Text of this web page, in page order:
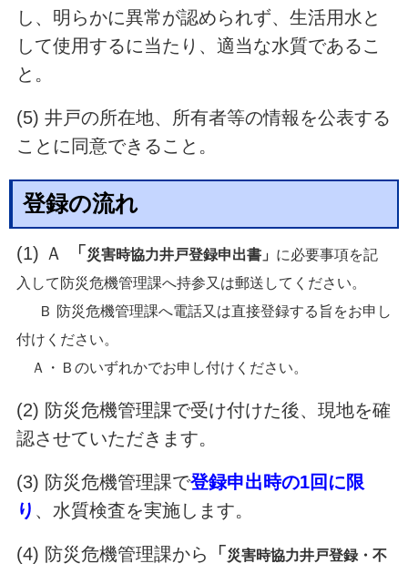
し、明らかに異常が認められず、生活用水と
して使用するに当たり、適当な水質であるこ
と。
(5) 井戸の所在地、所有者等の情報を公表する
ことに同意できること。
登録の流れ
(1) Ａ 「 災害時協力井戸登録申出書」 に必要事項を記
入して防災危機管理課へ持参又は郵送してください。
Ｂ 防災危機管理課へ電話又は直接登録する旨をお申し
付けください。
Ａ・Ｂのいずれかでお申し付けください。
(2) 防災危機管理課で受け付けた後、現地を確
認させていただきます。
(3) 防災危機管理課で登録申出時の1回に限
り 、水質検査を実施します。
(4) 防災危機管理課から 「 災害時協力井戸登録・不